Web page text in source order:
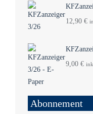
12,90 €
9,00 €
Abonnement